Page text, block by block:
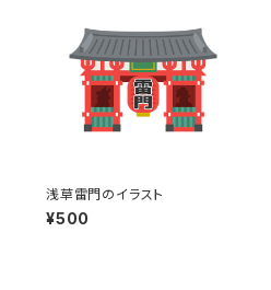
浅草雷門のイラスト
¥500